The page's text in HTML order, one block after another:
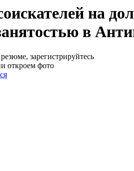
на
в
зарегистрируйтесь
откроем фото